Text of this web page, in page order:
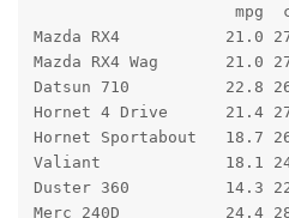
mpg
Mazda RX4           21.0
Mazda RX4 Wag       21.0
Datsun 710          22.8
Hornet 4 Drive      21.4
Hornet Sportabout   18.7
Valiant             18.1 24.1
Duster 360          14.3
Merc 240D           24.4